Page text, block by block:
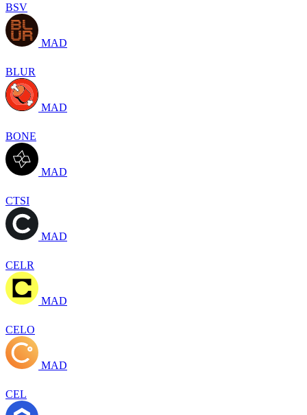
BSV
MAD
BLUR
MAD
BONE
MAD
CTSI
MAD
CELR
MAD
CELO
MAD
CEL